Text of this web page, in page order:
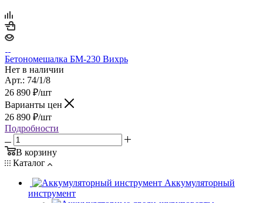
Бетономешалка БМ-230 Вихрь
Нет в наличии
Арт.: 74/1/8
26 890 ₽/шт
Варианты цен
26 890 ₽/шт
Подробности
В корзину
Каталог
Аккумуляторный
инструмент